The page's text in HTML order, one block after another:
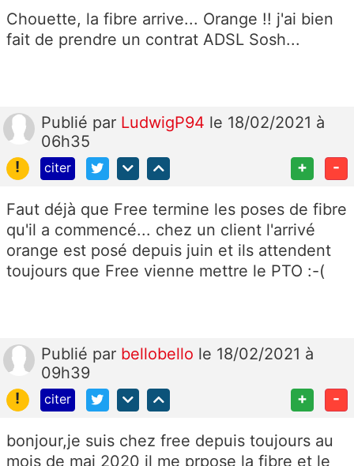
Chouette, la fibre arrive... Orange !! j'ai bien
fait de prendre un contrat ADSL Sosh...
Publié par LudwigP94 le 18/02/2021 à
06h35
!
citer + -
Faut déjà que Free termine les poses de fibre
qu'il a commencé... chez un client l'arrivé
orange est posé depuis juin et ils attendent
toujours que Free vienne mettre le PTO :-(
Publié par bellobello le 18/02/2021 à
09h39
!
citer + -
bonjour,je suis chez free depuis toujours au
mois de mai 2020 il me prpose la fibre et le